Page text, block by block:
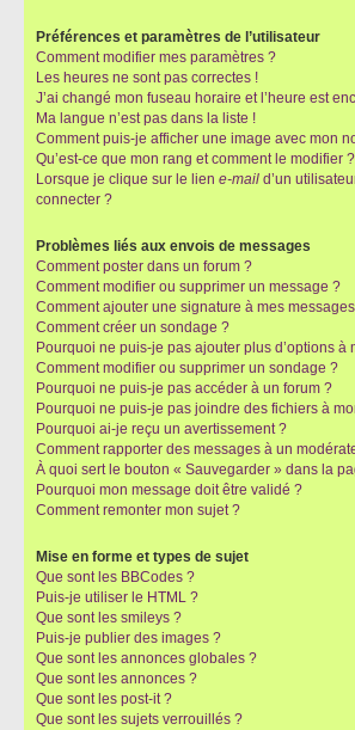
Préférences et paramètres de l’utilisateur
Comment modifier mes paramètres ?
Les heures ne sont pas correctes !
J’ai changé mon fuseau horaire et l’heure est
Ma langue n’est pas dans la liste !
Comment puis-je afficher une image avec mon
Qu’est-ce que mon rang et comment le modifier ?
Lorsque je clique sur le lien e-mail d’un
connecter ?
Problèmes liés aux envois de messages
Comment poster dans un forum ?
Comment modifier ou supprimer un message ?
Comment ajouter une signature à mes
Comment créer un sondage ?
Pourquoi ne puis-je pas ajouter plus d’options à
Comment modifier ou supprimer un sondage ?
Pourquoi ne puis-je pas accéder à un forum ?
Pourquoi ne puis-je pas joindre des fichiers à
Pourquoi ai-je reçu un avertissement ?
Comment rapporter des messages à un
À quoi sert le bouton « Sauvegarder » dans la
Pourquoi mon message doit être validé ?
Comment remonter mon sujet ?
Mise en forme et types de sujet
Que sont les BBCodes ?
Puis-je utiliser le HTML ?
Que sont les smileys ?
Puis-je publier des images ?
Que sont les annonces globales ?
Que sont les annonces ?
Que sont les post-it ?
Que sont les sujets verrouillés ?